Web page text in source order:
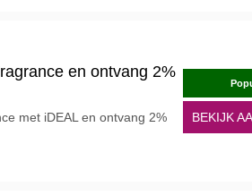
en ontvang 2%
met iDEAL en ontvang 2%
BEKIJK